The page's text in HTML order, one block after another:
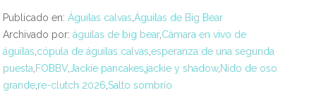
Publicado en: Águilas calvas Águilas de Big Bear
Archivado por: águilas de big bear,Cámara en vivo de
águilas cópula de águilas calvas esperanza de una segunda
puesta FOBBV Jackie pancakes jackie y shadow, Nido de oso
grande re-clutch 2026 Salto sombrío